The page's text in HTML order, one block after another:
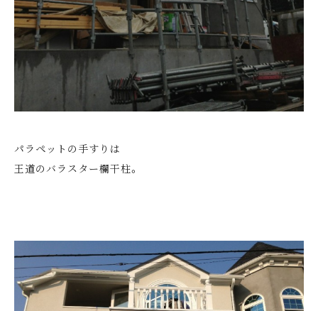
パラペットの手すりは
王道のバラスター欄干柱。